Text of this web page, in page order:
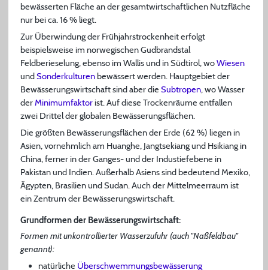
bewässerten Fläche an der gesamtwirtschaftlichen Nutzfläche
nur bei ca. 16 % liegt.
Zur Überwindung der Frühjahrstrockenheit erfolgt
beispielsweise im norwegischen Gudbrandstal
Feldberieselung, ebenso im Wallis und in Südtirol, woWiesen
undSonderkulturenbewässert werden. Hauptgebiet der
Bewässerungswirtschaft sind aber die Subtropen, wo Wasser
der Minimumfaktorist. Auf diese Trockenräume entfallen
zwei Drittel der globalen Bewässerungsflächen.
Die größten Bewässerungsflächen der Erde (62 %) liegen in
Asien, vornehmlich am Huanghe, Jangtsekiang und Hsikiang in
China, ferner in der Ganges- und der Industiefebene in
Pakistan und Indien. Außerhalb Asiens sind bedeutend Mexiko,
Ägypten, Brasilien und Sudan. Auch der Mittelmeerraum ist
ein Zentrum der Bewässerungswirtschaft.
Grundformen der Bewässerungswirtschaft:
Formen mit unkontrollierter Wasserzufuhr (auch "Naßfeldbau"
genannt):
natürliche Überschwemmungsbewässerung